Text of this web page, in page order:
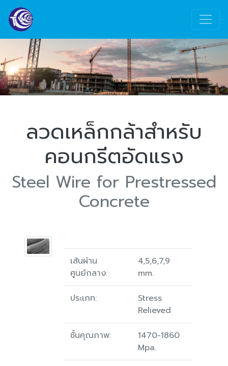
ลวดเหล็กกล้าสำหรับ
คอนกรีตอัดแรง
Steel Wire for Prestressed
Concrete
เส้นผ่าน
ศูนย์กลาง:
4,5,6,7,9
mm.
ประเภท:
Stress
Relieved
ชั้นคุณภาพ:
1470-1860
Mpa.